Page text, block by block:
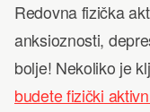
Redovna fizička
anksioznosti,
bolje! Nekoliko je
budete fizički